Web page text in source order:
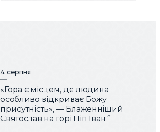
4 серпня
«Гора є місцем, де людина
особливо відкриває Божу
присутність», — Блаженніший
Святослав на горі Піп Іван